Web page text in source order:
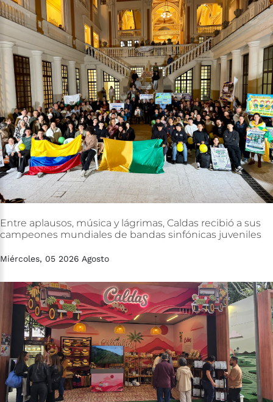
Entre aplausos, música y lágrimas, Caldas recibió a sus
campeones mundiales de bandas sinfónicas juveniles
Miércoles, 05 2026 Agosto